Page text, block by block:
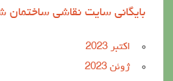
بایگانی سایت نقاشی ساختمان
اکتبر 2023
ژوئن 2023